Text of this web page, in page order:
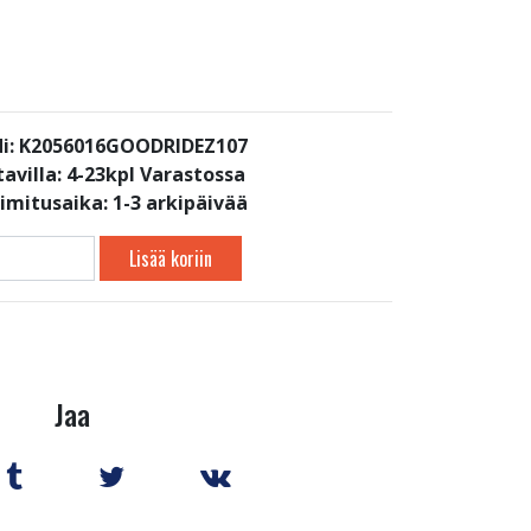
4-23kpl Varastossa
1-3 arkipäivää
Lisää koriin
Jaa